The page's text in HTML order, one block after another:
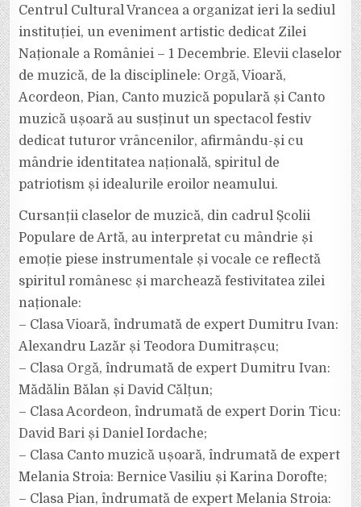
ZILEI
NAȚIONALE
A
ROMÂNIEI,
ORGANIZAT
DE
Centrul Cultural Vrancea a organizat ieri la sediul
instituției, un eveniment artistic dedicat Zilei
Naționale a României – 1 Decembrie. Elevii claselor
de muzică, de la disciplinele: Orgă, Vioară,
Acordeon, Pian, Canto muzică populară și Canto
muzică ușoară au susținut un spectacol festiv
dedicat tuturor vrâncenilor, afirmându-și cu
mândrie identitatea națională, spiritul de
patriotism și idealurile eroilor neamului.
Cursanții claselor de muzică, din cadrul Școlii
Populare de Artă, au interpretat cu mândrie și
emoție piese instrumentale și vocale ce reflectă
spiritul românesc și marchează festivitatea zilei
naționale:
– Clasa Vioară, îndrumată de expert Dumitru Ivan:
Alexandru Lazăr și Teodora Dumitrașcu;
– Clasa Orgă, îndrumată de expert Dumitru Ivan:
Mădălin Bălan și David Călțun;
– Clasa Acordeon, îndrumată de expert Dorin Ticu:
David Bari și Daniel Iordache;
– Clasa Canto muzică ușoară, îndrumată de expert
Melania Stroia: Bernice Vasiliu și Karina Dorofte;
– Clasa Pian, îndrumată de expert Melania Stroia: